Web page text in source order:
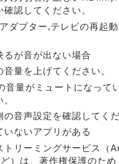
確認してください。
ダプター,テレビの再起
るが音が出ない場合
音量を上げてください。
音量がミュートになって
の音声設定を確認してくだ
いないアプリがある
トリーミングサービス（
）は、著作権保護のため